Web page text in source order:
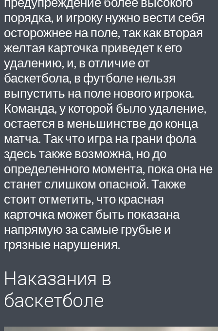
порядка, и игроку нужно вести себя
осторожнее на поле, так как вторая
желтая карточка приведет к его
удалению, и, в отличие от
баскетбола, в футболе нельзя
выпустить на поле нового игрока.
Команда, у которой было удаление,
остается в меньшинстве до конца
матча. Так что игра на грани фола
здесь также возможна, но до
определенного момента, пока она не
станет слишком опасной. Также
стоит отметить, что красная
карточка может быть показана
напрямую за самые грубые и
грязные нарушения.
Наказания в
баскетболе